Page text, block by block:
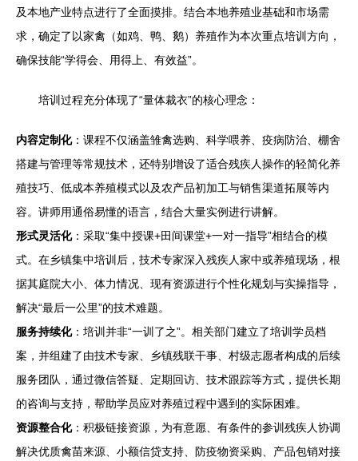
及本地产业特点进行了全面摸排。结合本地养殖业基础和市场需
求，确定了以家禽（如鸡、鸭、鹅）养殖作为本次重点培训方向，
确保技能“学得会、用得上、有效益”。
培训过程充分体现了“量体裁衣”的核心理念：
内容定制化：课程不仅涵盖雏禽选购、科学喂养、疫病防治、棚舍
搭建与管理等常规技术，还特别增设了适合残疾人操作的轻简化养
殖技巧、低成本养殖模式以及农产品初加工与销售渠道拓展等内
容。讲师用通俗易懂的语言，结合大量实例进行讲解。
形式灵活化：采取“集中授课+田间课堂+一对一指导”相结合的模
式。在乡镇集中培训后，技术专家深入残疾人家中或养殖现场，根
据其庭院大小、体力情况、现有资源进行个性化规划与实操指导，
解决“最后一公里”的技术难题。
服务持续化：培训并非“一训了之”。相关部门建立了培训学员档
案，并组建了由技术专家、乡镇残联干事、村级志愿者构成的后续
服务团队，通过微信答疑、定期回访、技术跟踪等方式，提供长期
的咨询与支持，帮助学员应对养殖过程中遇到的实际困难。
资源整合化：积极链接资源，为有意愿、有条件的参训残疾人协调
解决优质禽苗来源、小额信贷支持、防疫物资采购、产品包销对接